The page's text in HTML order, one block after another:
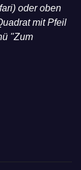
oder oben
mit Pfeil
"Zum